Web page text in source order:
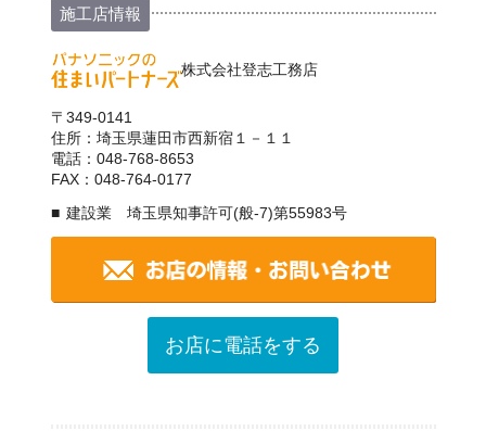
施工店情報
株式会社登志工務店
〒349-0141
住所：埼玉県蓮田市西新宿１－１１
電話：048-768-8653
FAX：048-764-0177
建設業 埼玉県知事許可(般-7)第55983号
お店に電話をする